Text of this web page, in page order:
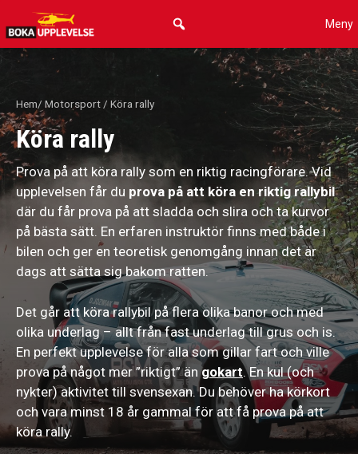
Hoppa
till
innehåll
Meny
Hem/ Motorsport / Köra rally
Köra rally
Prova på att köra rally som en riktig racingförare. Vid
upplevelsen får du prova på att köra en riktig rallybil
där du får prova på att sladda och slira och ta kurvor
på bästa sätt. En erfaren instruktör finns med både i
bilen och ger en teoretisk genomgång innan det är
dags att sätta sig bakom ratten.
Det går att köra rallybil på flera olika banor och med
olika underlag – allt från fast underlag till grus och is.
En perfekt upplevelse för alla som gillar fart och ville
prova på något mer ”riktigt” ängokart. En kul (och
nykter) aktivitet till svensexan. Du behöver ha körkort
och vara minst 18 år gammal för att få prova på att
köra rally.